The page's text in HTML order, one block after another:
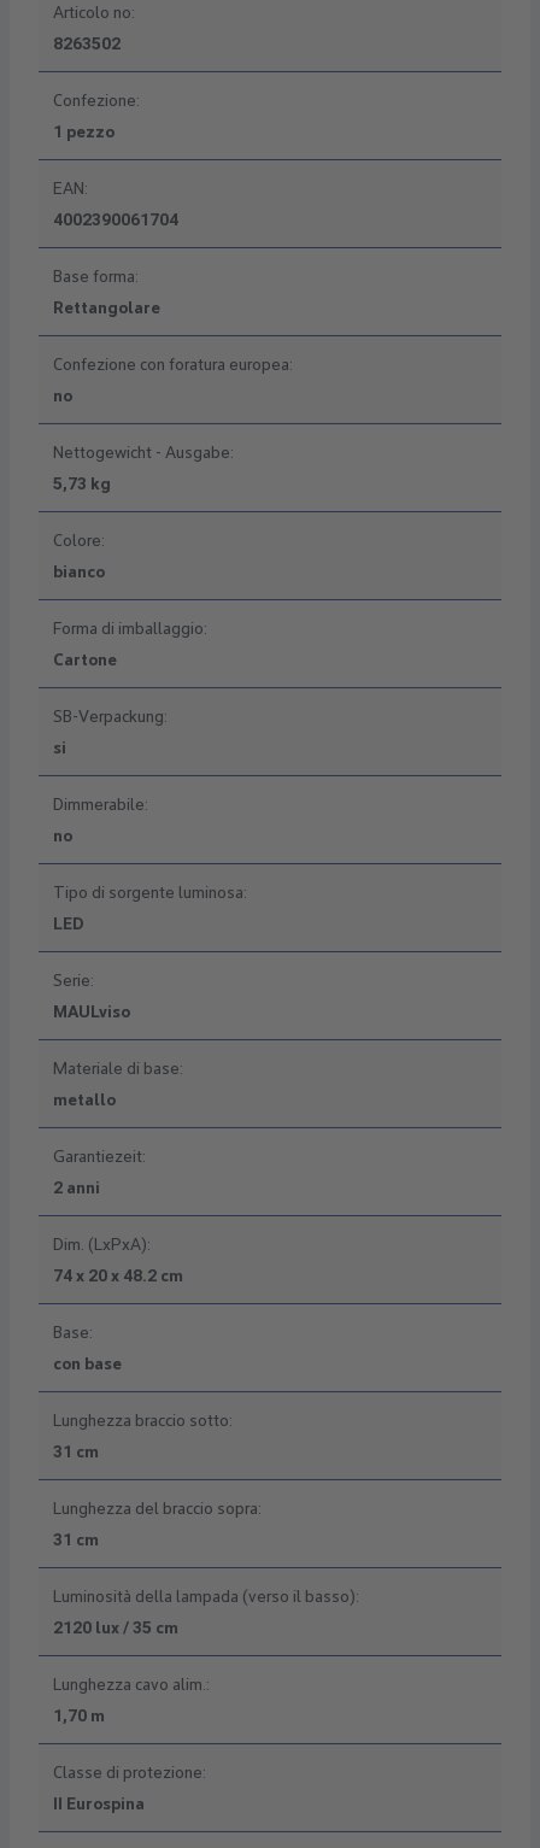
Articolo no:
8263502
Confezione:
1 pezzo
EAN:
4002390061704
Base forma:
Rettangolare
Confezione con foratura europea:
no
Nettogewicht - Ausgabe:
5,73 kg
Colore:
bianco
Forma di imballaggio:
Cartone
SB-Verpackung:
si
Dimmerabile:
no
Tipo di sorgente luminosa:
LED
Serie:
MAULviso
Materiale di base:
metallo
Garantiezeit:
2 anni
Dim. (LxPxA):
74 x 20 x 48.2 cm
Base:
con base
Lunghezza braccio sotto:
31 cm
Lunghezza del braccio sopra:
31 cm
Luminosità della lampada (verso il basso):
2120 lux / 35 cm
Lunghezza cavo alim.:
1,70 m
Classe di protezione:
II Eurospina